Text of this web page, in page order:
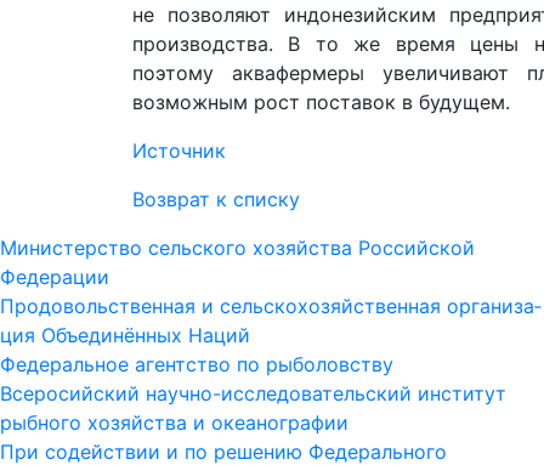
не позволяют индонезийским
производства. В то же время цены
поэтому аквафермеры увеличивают
возможным рост поставок в будущем.
Источник
Возврат к списку
Министерство сельского хозяйства Российской
Федерации
Про­до­воль­ст­вен­ная и сель­ско­хо­зяй­ст­вен­ная ор­га­ни­за­
ция Объ­е­ди­нён­ных На­ций
Федеральное агентство по рыболовству
Всеросийский научно-исследовательский институт
рыбного хозяйства и океанографии
При содействии и по решению Федерального